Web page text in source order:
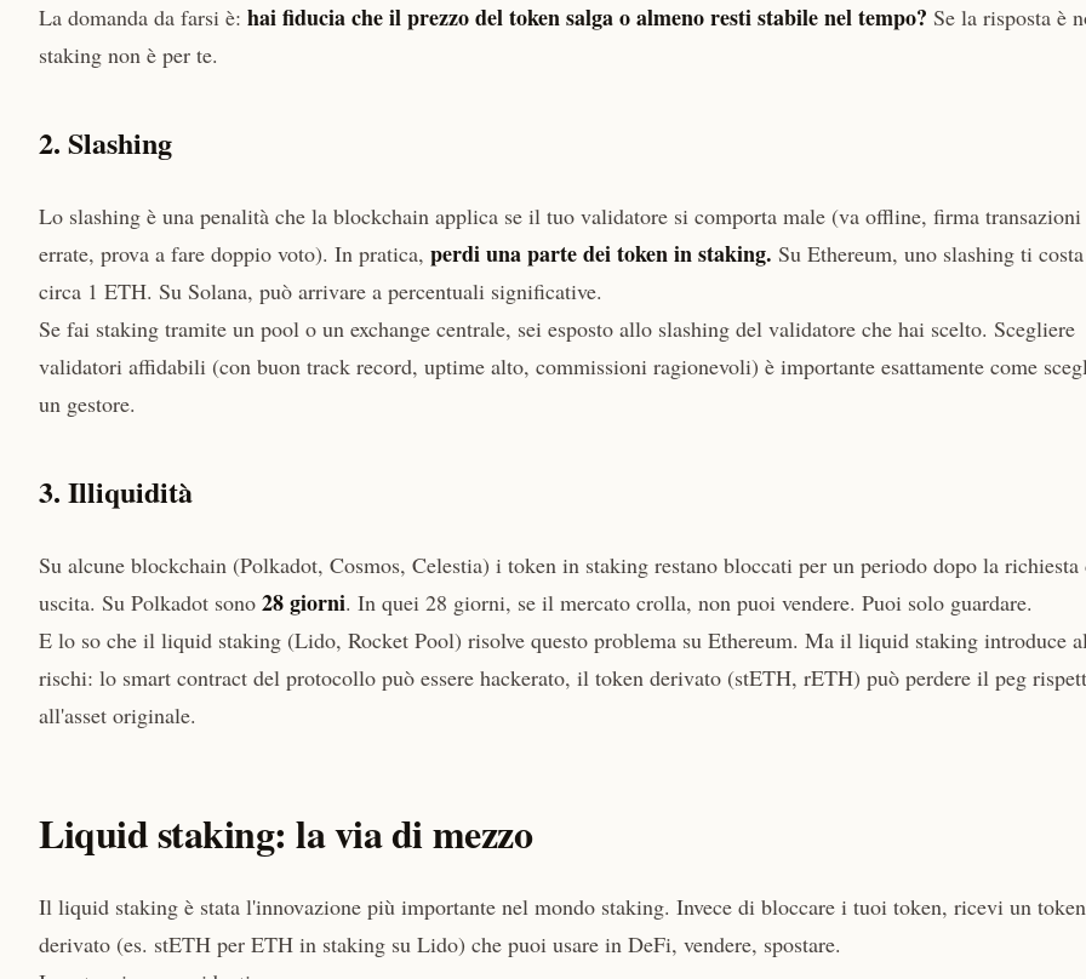
La domanda da farsi è: hai fiducia che il prezzo del token salga o almeno resti stabile nel tempo? Se la risposta è
staking non è per te.
2. Slashing
Lo slashing è una penalità che la blockchain applica se il tuo validatore si comporta male (va offline, firma transazioni
errate, prova a fare doppio voto). In pratica, perdi una parte dei token in staking. Su Ethereum, uno slashing ti costa
circa 1 ETH. Su Solana, può arrivare a percentuali significative.
Se fai staking tramite un pool o un exchange centrale, sei esposto allo slashing del validatore che hai scelto. Scegliere
validatori affidabili (con buon track record, uptime alto, commissioni ragionevoli) è importante esattamente come
un gestore.
3. Illiquidità
Su alcune blockchain (Polkadot, Cosmos, Celestia) i token in staking restano bloccati per un periodo dopo la richiesta
uscita. Su Polkadot sono 28 giorni. In quei 28 giorni, se il mercato crolla, non puoi vendere. Puoi solo guardare.
E lo so che il liquid staking (Lido, Rocket Pool) risolve questo problema su Ethereum. Ma il liquid staking introduce
rischi: lo smart contract del protocollo può essere hackerato, il token derivato (stETH, rETH) può perdere il peg
all'asset originale.
Liquid staking: la via di mezzo
Il liquid staking è stata l'innovazione più importante nel mondo staking. Invece di bloccare i tuoi token, ricevi un token
derivato (es. stETH per ETH in staking su Lido) che puoi usare in DeFi, vendere, spostare.